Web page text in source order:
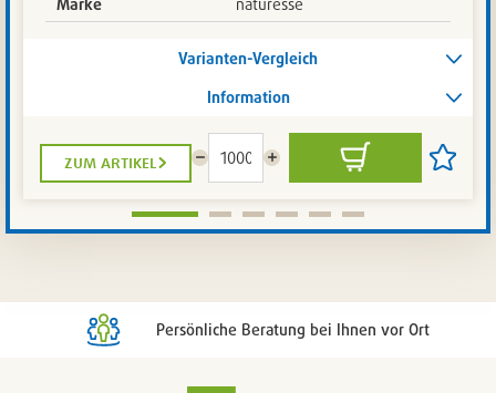
Varianten-Vergleich
Information
zum artikel
Menge
reduzieren
Menge
erhöhen
In
den
Artikel
setzen
Persönliche Beratung bei Ihnen vor Ort